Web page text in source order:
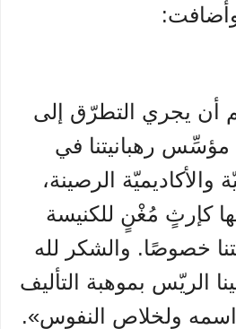
أن يجري التطرّق إلى
مؤسِّس رهبانيتنا في
والأكاديميّة الرصينة،
كإرثٍ مُغْنٍ للكنيسة
خصوصًا. والشكر لله
الريّس بموهبة التأليف
اسمه ولخلاص النفوس».